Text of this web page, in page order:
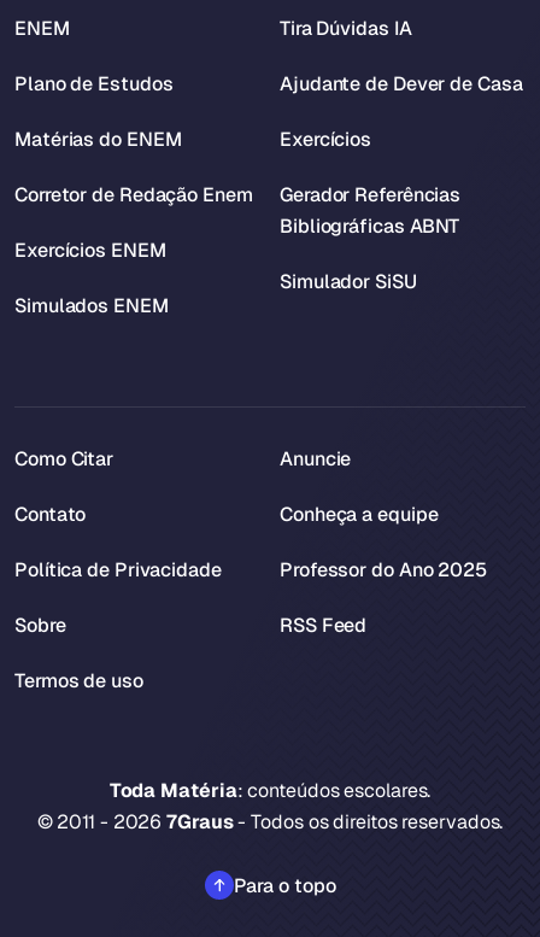
ENEM
Plano de Estudos
Matérias do ENEM
Corretor de Redação Enem
Exercícios ENEM
Simulados ENEM
Tira Dúvidas IA
Ajudante de Dever de Casa
Exercícios
Gerador Referências
Bibliográficas ABNT
Simulador SiSU
Toda Matéria: conteúdos escolares.
© 2011 - 20267Graus- Todos os direitos reservados.
Para o topo
Como Citar
Contato
Política de Privacidade
Sobre
Termos de uso
Anuncie
Conheça a equipe
Professor do Ano 2025
RSS Feed